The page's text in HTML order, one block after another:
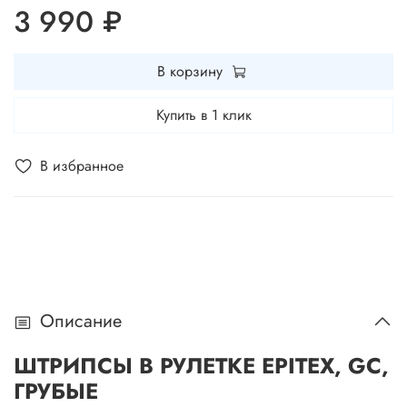
В избранное
3 990 ₽
В корзину
Купить в 1 клик
Описание
ШТРИПСЫ В РУЛЕТКЕ EPITEX, GC,
ГРУБЫЕ